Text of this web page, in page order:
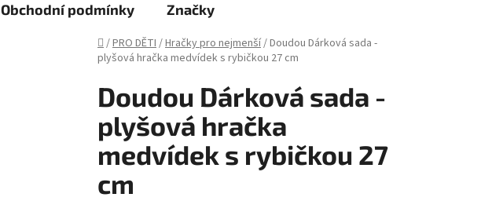
Obchodní podmínky Značky
Domů
/PRO DĚTI/Hračky pro nejmenší/Doudou Dárková sada -
plyšová hračka medvídek s rybičkou 27 cm
Doudou Dárková sada -
plyšová hračka
medvídek s rybičkou 27
cm